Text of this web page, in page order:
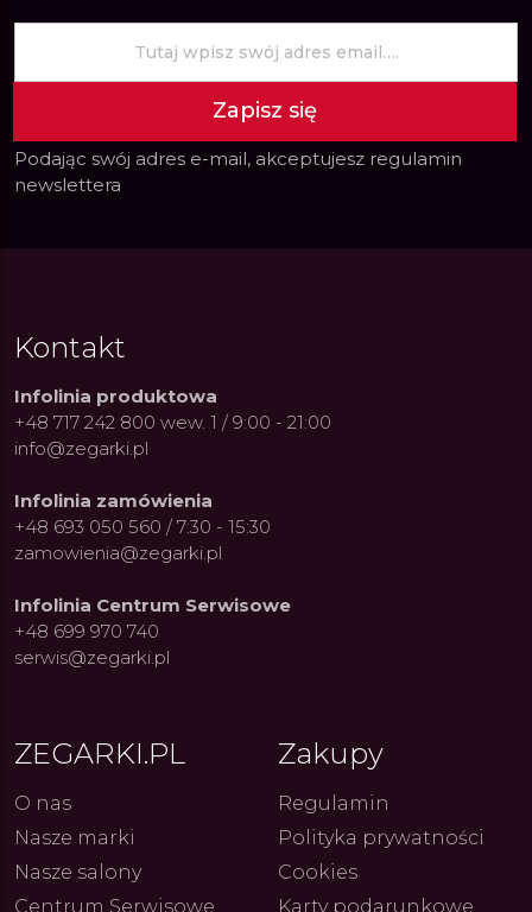
Constant: Pasja,
i Dostępny Luksus z
Fenomen marki Festina. Od
kolarskich pasji do ikonicznych
4.08.2026
Zapisz się
Podając swój adres e-mail, akceptujesz regulamin
newslettera
Kontakt
Infolinia produktowa
+48 717 242 800 wew. 1 / 9:00 - 21:00
info@zegarki.pl
Infolinia zamówienia
+48 693 050 560 / 7:30 - 15:30
zamowienia@zegarki.pl
Infolinia Centrum Serwisowe
+48 699 970 740
serwis@zegarki.pl
ZEGARKI.PL
O nas
Nasze marki
Nasze salony
Centrum Serwisowe
Zakupy
Regulamin
Polityka prywatności
Cookies
Karty podarunkowe